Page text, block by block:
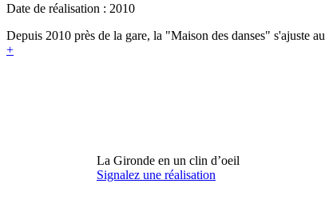
Date de réalisation : 2010
Depuis 2010 près de la gare, la "Maison des danses" s'ajuste
+
La Gironde en un clin d’oeil
Signalez une réalisation